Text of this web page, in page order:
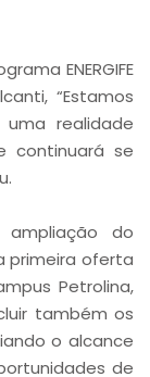
ENERGIFE
“Estamos
realidade
se
do
primeira oferta
Petrolina,
também os
o alcance
de